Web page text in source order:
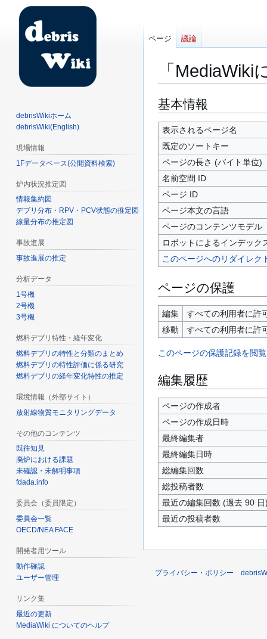
「MediaWiki
ナ
ビ
ゲ
ー
シ
ン
に
移
動
検
索
に
移
動
基本情報
表示されるページ名
既定のソートキー
ページの長さ (バイト単位)
名前空間 ID
ページ ID
ページ本文の言語
ページのコンテンツモデル
ロボットによるインデック
このページへのリダイレク
ページの保護
編集
すべての利用者に許
移動
すべての利用者に許
このページの保護記録を閲
編集履歴
ページの作成者
ページの作成日時
最終編集者
最終編集日時
総編集回数
総投稿者数
最近の編集回数 (過去 90 日
最近の投稿者数
ページ 議論
debrisWikiホーム
debrisWiki(English)
現場情報
1Fデータベース(公開資料検索)
炉内状況推定図
情報集約図
デブリ分布・RPV・PCV状態の推定図
線量分布の推定図
事故進展
事故進展の推定
分析データ
1号機
2号機
3号機
燃料デブリ特性・経年変化
燃料デブリの特性と分類のまとめ
燃料デブリの特性評価に係る研究
燃料デブリの経年変化特性の推定
環境情報（外部サイト）
放射線物質モニタリングデータ
その他のコンテンツ
既往知見
廃炉における課題
未確認・未解明事項
fdada.info
委員会（委員限定）
委員会一覧
OECD/NEA FACE
開発者用ツール
動作確認
ユーザー管理
リンク集
最近の更新
MediaWiki についてのヘルプ
プライバシー・ポリシー